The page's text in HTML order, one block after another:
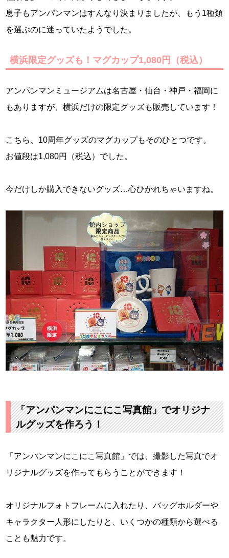
息子もアンパンマンはすんなり決まりましたが、もう1種類
を選ぶのに迷っていたようでした。
横浜限定グッズも！マグカップ1,080円（税込）
アンパンマンミュージアムは名古屋・仙台・神戸・福岡に
もありますが、横浜だけの限定グッズも販売しています！
こちら、10周年グッズのマグカップもそのひとつです。
お値段は1,080円（税込）でした。
今だけしか購入できないグッズ…心ひかれちゃいますね。
「アンパンマンにこにこ写真館」でオリジナ
ルグッズを作ろう！
「アンパンマンにこにこ写真館」では、撮影した写真でオ
リジナルグッズを作ってもらうことができます！
オリジナルフォトフレームに入れたり、バッグホルダーや
キャラクター人形にしたりと、いくつかの種類から選べる
ことも魅力です。